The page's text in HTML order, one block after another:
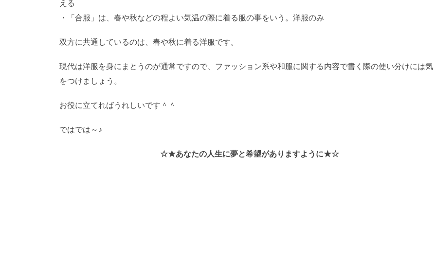
える
・「合服」は、春や秋などの程よい気温の際に着る服の事をいう。洋服のみ
双方に共通しているのは、春や秋に着る洋服です。
現代は洋服を身にまとうのが通常ですので、ファッション系や和服に関する内容で書く際の使い分けには気
をつけましょう。
お役に立てればうれしいです＾＾
ではでは～♪
☆★あなたの人生に夢と希望がありますように★☆